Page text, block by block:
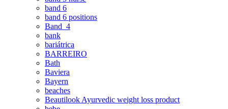
band 6
band 6 positions
Band_4
bank
bariátrica
BARREIRO
Bath
Baviera
Bayern
beaches
Beautilook Ayurvedic weight loss product